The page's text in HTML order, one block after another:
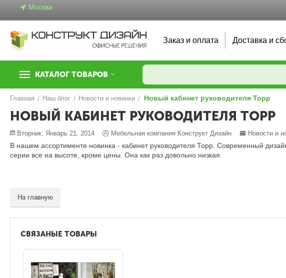
Москва
Заказ и оплата Доставка и
КАТАЛОГ ТОВАРОВ
Главная / Наш блог / Новости и новинки / Новый кабинет руководителя Торр
НОВЫЙ КАБИНЕТ РУКОВОДИТЕЛЯ ТОРР
Вторник, Январь 21, 2014 Мебельная компания Конструкт Дизайн Новости и
В нашем ассортименте новинка - кабинет руководителя Торр. Современный
серии все на высоте, кроме цены. Она как раз довольно низкая.
На главную
СВЯЗАНЫЕ ТОВАРЫ